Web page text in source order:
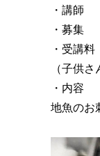
・講師
・募
・受講
（子供
・内容
地魚の